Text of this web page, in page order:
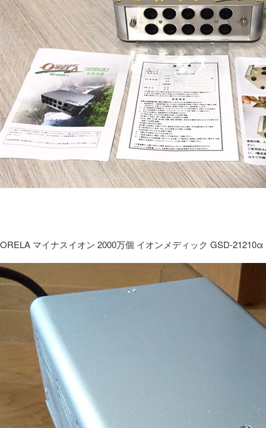
ORELA マイナスイオン 2000万個 イオンメディック GSD-21210α